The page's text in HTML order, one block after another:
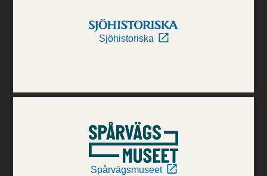
Sjöhistoriska
Spårvägsmuseet